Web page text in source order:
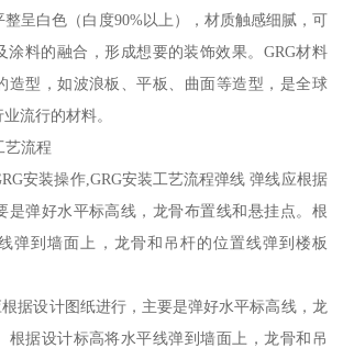
整呈白色（白度90%以上），材质触感细腻，可
涂料的融合，形成想要的装饰效果。GRG材料
造型，如波浪板、平板、曲面等造型，是全球
流行的材料。
艺流程
安装操作,GRG安装工艺流程弹线 弹线应根据
是弹好水平标高线，龙骨布置线和悬挂点。根
弹到墙面上，龙骨和吊杆的位置线弹到楼板
设计图纸进行，主要是弹好水平标高线，龙
根据设计标高将水平线弹到墙面上，龙骨和吊